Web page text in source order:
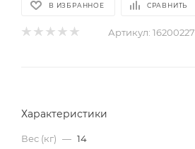
В ИЗБРАННОЕ СРАВНИТЬ
Артикул: 16200227
Характеристики
Вес (кг) — 14